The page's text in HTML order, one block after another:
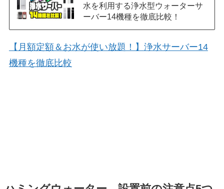
水を利用する浄水型ウォーターサ
ーバー14機種を徹底比較！
【月額定額＆お水が使い放題！】浄水サーバー14
機種を徹底比較